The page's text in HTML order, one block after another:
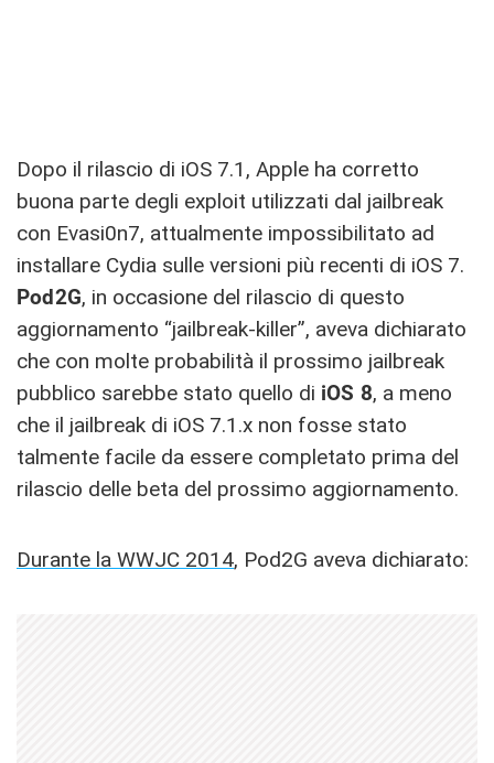
Dopo il rilascio di iOS 7.1, Apple ha corretto
buona parte degli exploit utilizzati dal jailbreak
con Evasi0n7, attualmente impossibilitato ad
installare Cydia sulle versioni più recenti di iOS 7.
Pod2G, in occasione del rilascio di questo
aggiornamento “jailbreak-killer”, aveva dichiarato
che con molte probabilità il prossimo jailbreak
pubblico sarebbe stato quello di iOS 8, a meno
che il jailbreak di iOS 7.1.x non fosse stato
talmente facile da essere completato prima del
rilascio delle beta del prossimo aggiornamento.
Durante la WWJC 2014, Pod2G aveva dichiarato: